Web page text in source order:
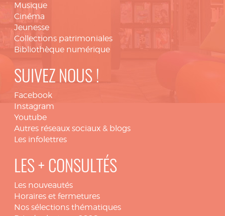
Musique
Cinéma
Jeunesse
Collections patrimoniales
Bibliothèque numérique
SUIVEZ NOUS !
Facebook
Instagram
Youtube
Autres réseaux sociaux & blogs
Les infolettres
LES + CONSULTÉS
Les nouveautés
Horaires et fermetures
Nos sélections thématiques